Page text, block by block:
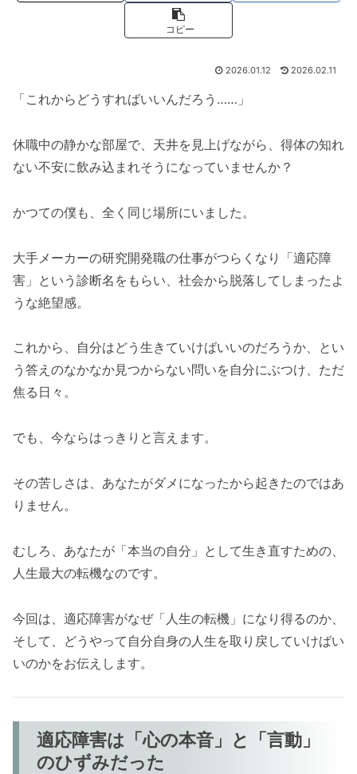
コピー
2026.01.12 2026.02.11
「これからどうすればいいんだろう……」
休職中の静かな部屋で、天井を見上げながら、得体の知れ
ない不安に飲み込まれそうになっていませんか？
かつての僕も、全く同じ場所にいました。
大手メーカーの研究開発職の仕事がつらくなり「適応障
害」という診断名をもらい、社会から脱落してしまったよ
うな絶望感。
これから、自分はどう生きていけばいいのだろうか、とい
う答えのなかなか見つからない問いを自分にぶつけ、ただ
焦る日々。
でも、今ならはっきりと言えます。
その苦しさは、あなたがダメになったから起きたのではあ
りません。
むしろ、あなたが「本当の自分」として生き直すための、
人生最大の転機なのです。
今回は、適応障害がなぜ「人生の転機」になり得るのか、
そして、どうやって自分自身の人生を取り戻していけばい
いのかをお伝えします。
適応障害は「心の本音」と「言動」
のひずみだった